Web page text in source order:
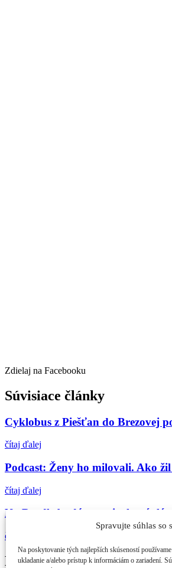
Spravujte súhlas so
Na poskytovanie tých najlepších skúseností
ukladanie a/alebo prístup k informáciám o zariadení.
Zdielaj na Facebooku
Súvisiace články
Cyklobus z Piešťan do Brezovej
čítaj ďalej
Podcast: Ženy ho milovali. Ako
čítaj ďalej
Na Bradle budú spomienkové
čítaj ďalej
Najčítanejšie